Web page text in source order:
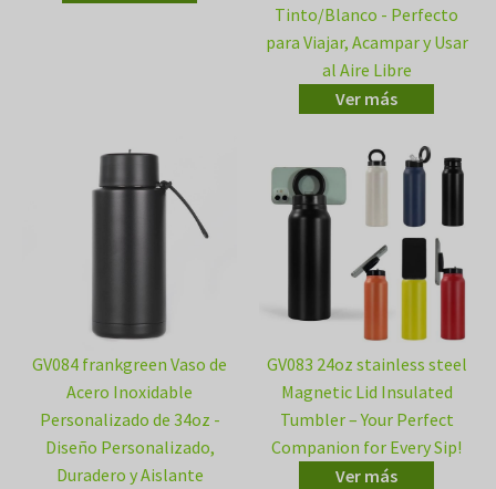
Tinto/Blanco - Perfecto
para Viajar, Acampar y Usar
al Aire Libre
Ver más
GV084 frankgreen Vaso de
Acero Inoxidable
Personalizado de 34oz -
Diseño Personalizado,
Duradero y Aislante
GV083 24oz stainless steel
Magnetic Lid Insulated
Tumbler – Your Perfect
Companion for Every Sip!
Ver más